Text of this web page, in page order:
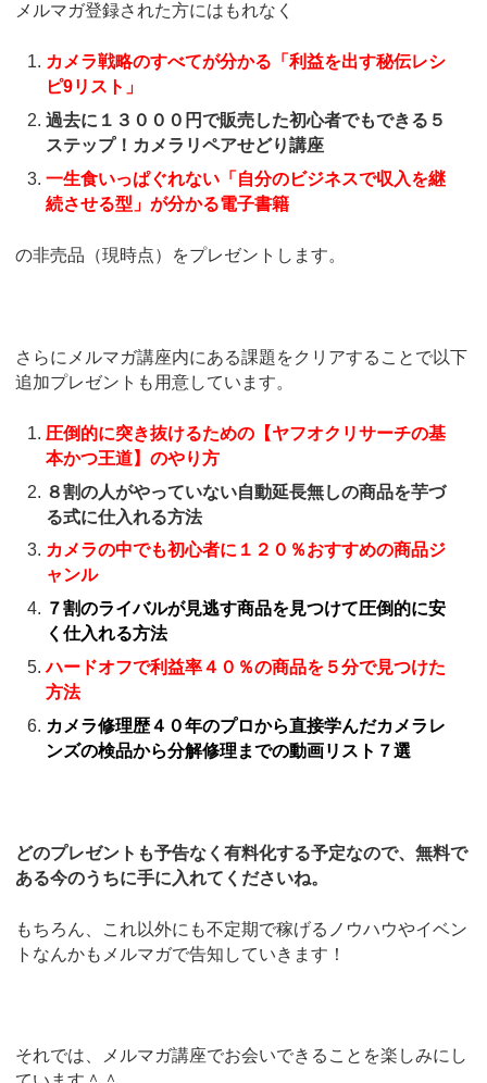
メルマガ登録された方にはもれなく
カメラ戦略のすべてが分かる「利益を出す秘伝レシ
ピ9リスト」
過去に１３０００円で販売した初心者でもできる５
ステップ！カメラリペアせどり講座
一生食いっぱぐれない「自分のビジネスで収入を継
続させる型」が分かる電子書籍
の非売品（現時点）をプレゼントします。
さらにメルマガ講座内にある課題をクリアすることで以下
追加プレゼントも用意しています。
圧倒的に突き抜けるための【ヤフオクリサーチの基
本かつ王道】のやり方
８割の人がやっていない自動延長無しの商品を芋づ
る式に仕入れる方法
カメラの中でも初心者に１２０％おすすめの商品ジ
ャンル
７割のライバルが見逃す商品を見つけて圧倒的に安
く仕入れる方法
ハードオフで利益率４０％の商品を５分で見つけた
方法
カメラ修理歴４０年のプロから直接学んだカメラレ
ンズの検品から分解修理までの動画リスト７選
どのプレゼントも予告なく有料化する予定なので、無料で
ある今のうちに手に入れてくださいね。
もちろん、これ以外にも不定期で稼げるノウハウやイベン
トなんかもメルマガで告知していきます！
それでは、メルマガ講座でお会いできることを楽しみにし